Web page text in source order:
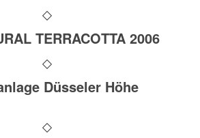
TERRACOTTA 2006
Düsseler Höhe